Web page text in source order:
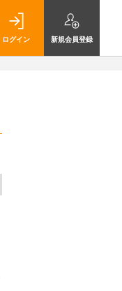
ログイン 新規会員登録